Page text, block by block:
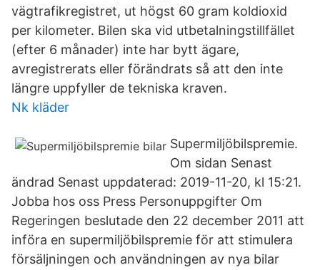
vägtrafikregistret, ut högst 60 gram koldioxid
per kilometer. Bilen ska vid utbetalningstillfället
(efter 6 månader) inte har bytt ägare,
avregistrerats eller förändrats så att den inte
längre uppfyller de tekniska kraven.
Nk kläder
Supermiljöbilspremie.
Om sidan Senast
ändrad Senast uppdaterad: 2019-11-20, kl 15:21.
Jobba hos oss Press Personuppgifter Om
Regeringen beslutade den 22 december 2011 att
införa en supermiljöbilspremie för att stimulera
försäljningen och användningen av nya bilar